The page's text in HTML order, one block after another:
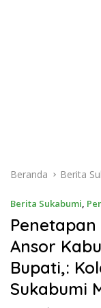
Beranda Berita
Berita Sukabumi,
Penetapan
Ansor
Bupati,:
Sukabumi